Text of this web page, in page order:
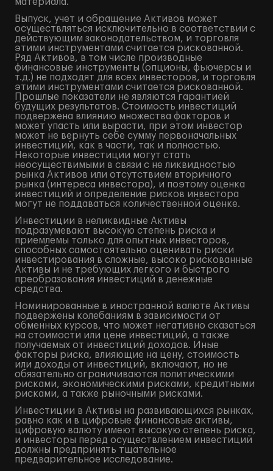
Выпуск, учет и обращение Активов может
осуществляться исключительно в соответствии с
действующим законодательством, и торговля
этими инструментами считается рискованной.
Ряд Активов, в том числе производные
финансовые инструменты (опционы, фьючерсы и
т.д.) не подходят для всех инвесторов, и торговля
этими инструментами считается рискованной.
Прошлые показатели не являются гарантией
будущих результатов. Стоимость инвестиций
подвержена влиянию множества факторов и
может упасть или вырасти, при этом инвестор
может не вернуть себе сумму первоначальных
инвестиций, как в части, так и полностью.
Некоторые инвестиции могут стать
неосуществимыми в связи с не ликвидностью
рынка Активов или отсутствием вторичного
рынка (интереса инвестора), и поэтому оценка
инвестиций и определение рисков инвестора
могут не поддаваться количественной оценке.
Инвестиции в неликвидные Активы
подразумевают высокую степень риска и
приемлемы только для опытных инвесторов,
способных самостоятельно оценивать риски
инвестирования в сложные, высоко рискованные
Активы и не требующих легкого и быстрого
преобразования инвестиций в денежные
средства.
Номинированные в иностранной валюте Активы
подвержены колебаниям в зависимости от
обменных курсов, что может негативно сказаться
на стоимости или цене инвестиций, а также
получаемых от инвестиций доходов. Иные
факторы риска, влияющие на цену, стоимость
или доходы от инвестиций, включают, но не
обязательно ограничиваются политическими
рисками, экономическими рисками, кредитными
рисками, а также рыночными рисками.
Инвестиции в Активы на развивающихся рынках,
равно как и в цифровые финансовые активы,
цифровую валюту имеют высокую степень риска,
и инвесторы перед осуществлением инвестиций
должны предпринять тщательное
предварительное исследование.